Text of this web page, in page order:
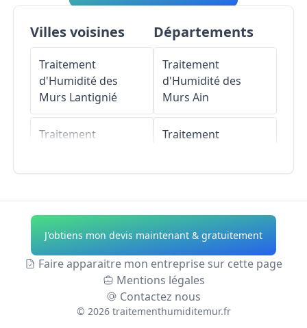
Villes voisines
Traitement
d'Humidité des
Murs Lantignié
Traitement
Traitement
d'Humidité des
MursQuincié-en-
Beaujolais
Traitement
Départements
Traitement
d'Humidité des
Murs Ain
Traitement
Traitement
d'Humidité des
Murs Allier
Traitement
d'Humidité des
MursAlpes-de-
J'obtiens mon devis maintenant & gratuitement
Faire apparaitre mon entreprise sur cette page
Mentions légales
Contactez nous
© 2026 traitementhumiditemur.fr